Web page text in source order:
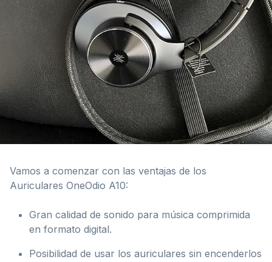
Vamos a comenzar con las ventajas de los
Auriculares OneOdio A10:
Gran calidad de sonido para música comprimida
en formato digital.
Posibilidad de usar los auriculares sin encenderlos